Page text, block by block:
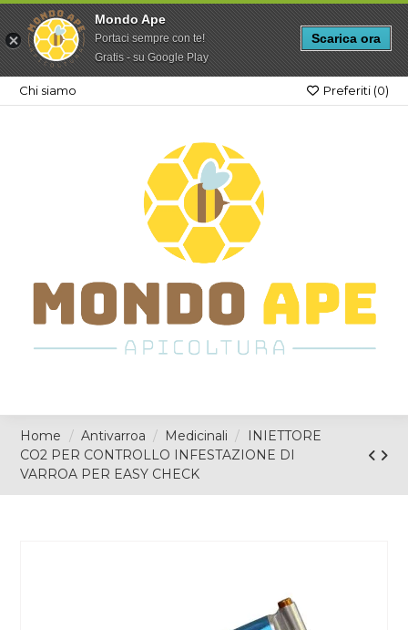
Mondo Ape
Portaci sempre con te!
Gratis - su Google Play
Scarica ora
Chi siamo Preferiti (0)
Home Antivarroa Medicinali
INIETTORE
CO2 PER CONTROLLO INFESTAZIONE DI
VARROA PER EASY CHECK